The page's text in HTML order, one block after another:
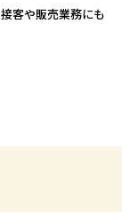
接客や販売業務にも